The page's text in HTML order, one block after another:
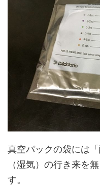
真空パックの袋には
（湿気）の行き来を
す。